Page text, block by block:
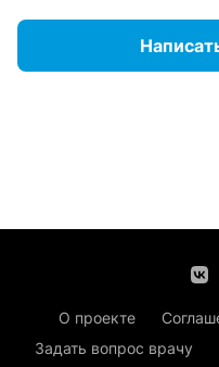
О проекте
Задать вопрос врачу